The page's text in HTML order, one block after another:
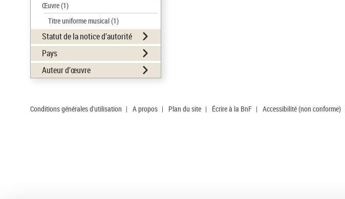
Œuvre(1)
Titre uniforme musical(1)
Statut de la notice d’autorité
Pays
Auteur d’œuvre
Conditions générales d'utilisation | A propos | Plan du site | Écrire à la BnF | Accessibilité (non conforme)